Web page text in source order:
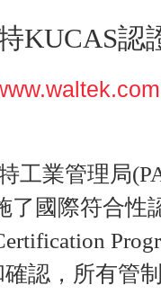
KUCAS認
工業管理局
了國際符合性
認，所有管